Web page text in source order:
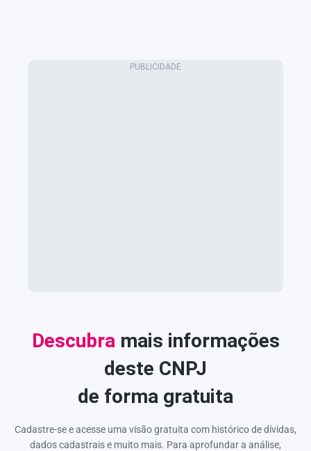
Descubra mais informações
deste CNPJ
de forma gratuita
Cadastre-se e acesse uma visão gratuita com histórico de dívidas,
dados cadastrais e muito mais. Para aprofundar a análise,